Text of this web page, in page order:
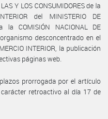
Y LOS CONSUMIDORES de la
del MINISTERIO DE
la COMISIÓN NACIONAL DE
organismo desconcentrado en el
INTERIOR, la publicación
páginas web.
prorrogada por el artículo
retroactivo al día 17 de